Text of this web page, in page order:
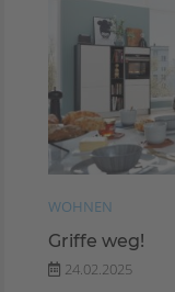
WOHNEN
Griffe weg!
24.02.2025